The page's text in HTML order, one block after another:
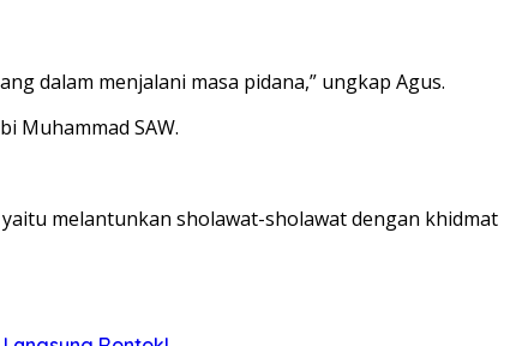
dalam menjalani masa pidana,” ungkap Agus.
Muhammad SAW.
melantunkan sholawat-sholawat dengan khidmat